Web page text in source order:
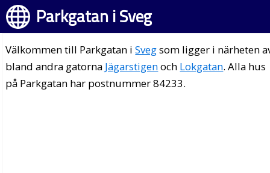
Parkgatan i Sveg
Välkommen till Parkgatan iSvegsom ligger i närheten
bland andra gatorna Jägarstigenoch Lokgatan. Alla hus
på Parkgatan har postnummer 84233.